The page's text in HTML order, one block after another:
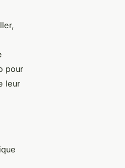
pour
leur